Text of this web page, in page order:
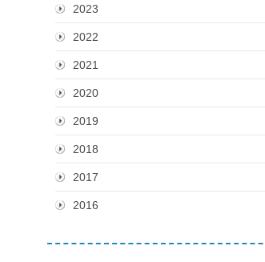
2023
2022
2021
2020
2019
2018
2017
2016